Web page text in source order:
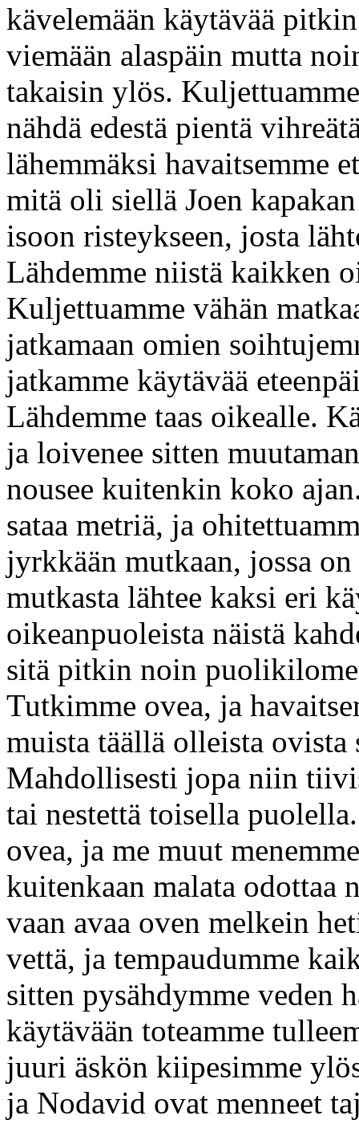
kävelemään käytävää
viemään alaspäin mutta
takaisin ylös.
nähdä edestä pientä
lähemmäksi havaitsemme
mitä oli siellä Joen
isoon risteykseen, josta
Lähdemme niistä kaikken
Kuljettuamme vähän
jatkamaan omien
jatkamme käytävää
Lähdemme taas oikealle.
ja loivenee sitten
nousee kuitenkin koko
sataa metriä, ja
jyrkkään mutkaan, jossa
mutkasta lähtee kaksi eri
oikeanpuoleista näistä
sitä pitkin noin
Tutkimme ovea, ja
muista täällä olleista
Mahdollisesti jopa niin
tai nestettä toisella
ovea, ja me muut
kuitenkaan malata odottaa
vaan avaa oven melkein
vettä, ja tempaudumme
sitten pysähdymme veden
käytävään toteamme
juuri äskön kiipesimme
ja Nodavid ovat menneet